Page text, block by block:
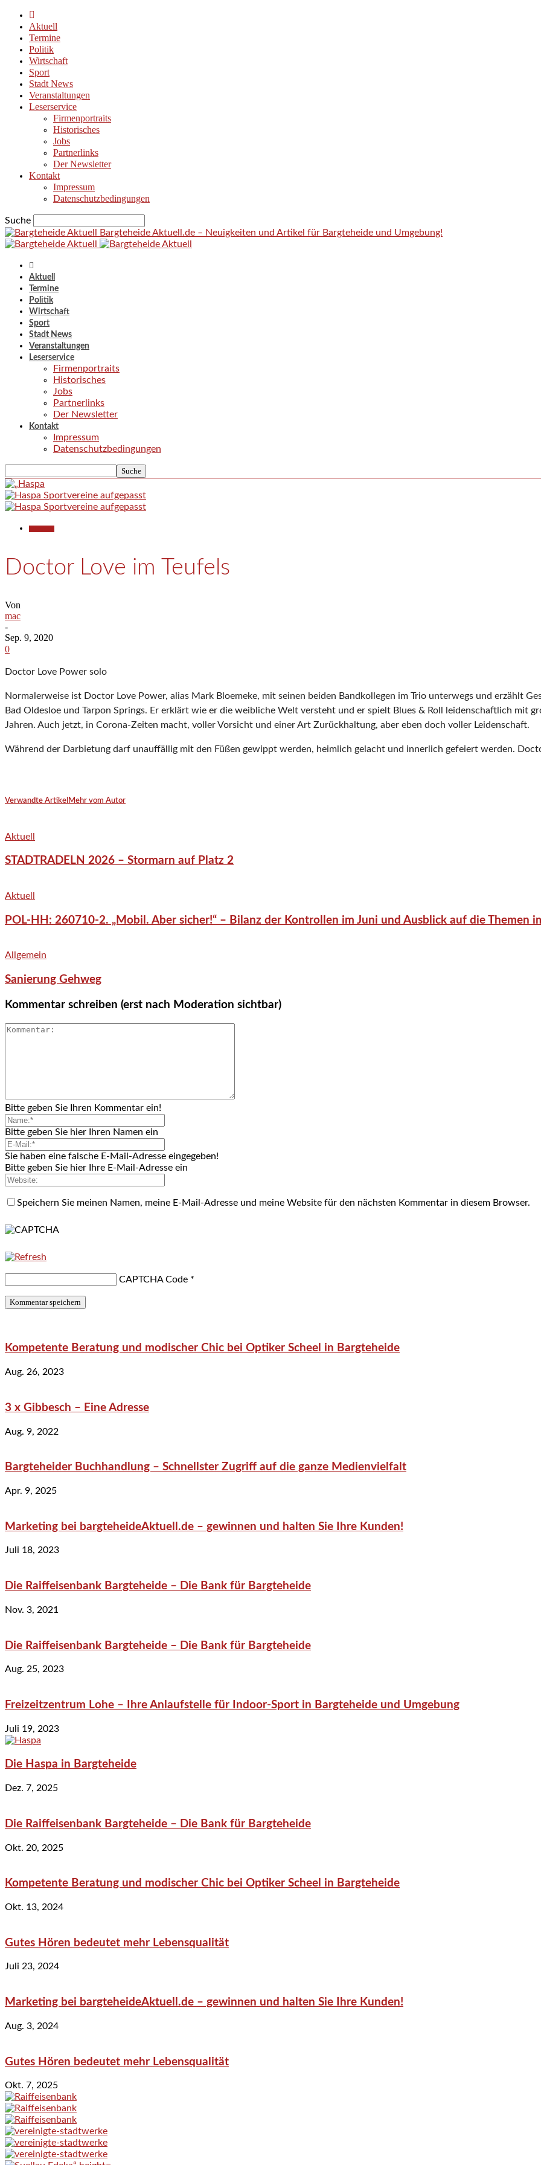
Aktuell
Termine
Politik
Wirtschaft
Sport
Stadt News
Veranstaltungen
Leserservice
Firmenportraits
Historisches
Jobs
Partnerlinks
Der Newsletter
Kontakt
Impressum
Datenschutzbedingungen
Suche
Bargteheide Aktuell.de – Neuigkeiten und Artikel für Bargteheide und Umgebung!
Aktuell
Termine
Politik
Wirtschaft
Sport
Stadt News
Veranstaltungen
Leserservice
Firmenportraits
Historisches
Jobs
Partnerlinks
Der Newsletter
Kontakt
Impressum
Datenschutzbedingungen
Doctor Love im Teufels
Von
mac
-
Sep. 9, 2020
0
Doctor Love Power solo
Normalerweise ist Doctor Love Power, alias Mark Bloemeke, mit seinen beiden Bandkollegen im Trio unterwegs und erzählt
Bad Oldesloe und Tarpon Springs. Er erklärt wie er die weibliche Welt versteht und er spielt Blues & Roll leidenschaftlich mit
Jahren. Auch jetzt, in Corona-Zeiten macht, voller Vorsicht und einer Art Zurückhaltung, aber eben doch voller Leidenschaft.
Während der Darbietung darf unauffällig mit den Füßen gewippt werden, heimlich gelacht und innerlich gefeiert werden.
Verwandte Artikel Mehr vom Autor
Aktuell
STADTRADELN 2026 – Stormarn auf Platz 2
Aktuell
POL-HH: 260710-2. „Mobil. Aber sicher!“ – Bilanz der Kontrollen im Juni und Ausblick auf die Themen
Allgemein
Sanierung Gehweg
Kommentar schreiben (erst nach Moderation sichtbar)
Bitte geben Sie Ihren Kommentar ein!
Bitte geben Sie hier Ihren Namen ein
Sie haben eine falsche E-Mail-Adresse eingegeben!
Bitte geben Sie hier Ihre E-Mail-Adresse ein
Speichern Sie meinen Namen, meine E-Mail-Adresse und meine Website für den nächsten Kommentar in diesem Browser.
CAPTCHA Code *
Kompetente Beratung und modischer Chic bei Optiker Scheel in Bargteheide
Aug. 26, 2023
3 x Gibbesch – Eine Adresse
Aug. 9, 2022
Bargteheider Buchhandlung – Schnellster Zugriff auf die ganze Medienvielfalt
Apr. 9, 2025
Marketing bei bargteheideAktuell.de – gewinnen und halten Sie Ihre Kunden!
Juli 18, 2023
Die Raiffeisenbank Bargteheide – Die Bank für Bargteheide
Nov. 3, 2021
Die Raiffeisenbank Bargteheide – Die Bank für Bargteheide
Aug. 25, 2023
Freizeitzentrum Lohe – Ihre Anlaufstelle für Indoor-Sport in Bargteheide und Umgebung
Juli 19, 2023
Die Haspa in Bargteheide
Dez. 7, 2025
Die Raiffeisenbank Bargteheide – Die Bank für Bargteheide
Okt. 20, 2025
Kompetente Beratung und modischer Chic bei Optiker Scheel in Bargteheide
Okt. 13, 2024
Gutes Hören bedeutet mehr Lebensqualität
Juli 23, 2024
Marketing bei bargteheideAktuell.de – gewinnen und halten Sie Ihre Kunden!
Aug. 3, 2024
Gutes Hören bedeutet mehr Lebensqualität
Okt. 7, 2025